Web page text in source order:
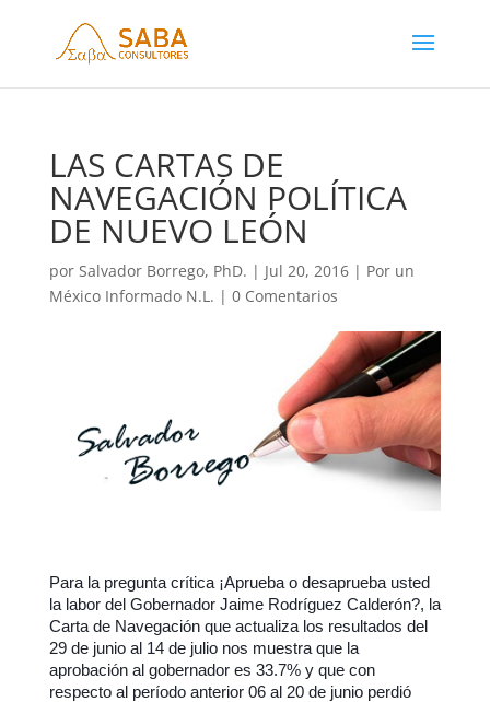
LAS CARTAS DE
NAVEGACIÓN POLÍTICA
DE NUEVO LEÓN
por Salvador Borrego, PhD. | Jul 20, 2016| Por un
México Informado N.L. | 0 Comentarios
Para la pregunta crítica ¡Aprueba o desaprueba usted
la labor del Gobernador Jaime Rodríguez Calderón?, la
Carta de Navegación que actualiza los resultados del
29 de junio al 14 de julio nos muestra que la
aprobación al gobernador es 33.7% y que con
respecto al período anterior 06 al 20 de junio perdió